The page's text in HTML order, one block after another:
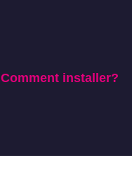
Comment installer?